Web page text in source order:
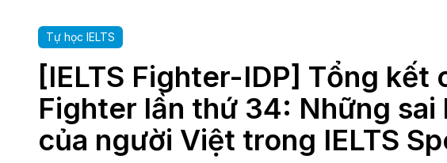
Tự học IELTS
[IELTS Fighter-IDP] Tổng kết
Fighter lần thứ 34: Những
của người Việt trong IELTS